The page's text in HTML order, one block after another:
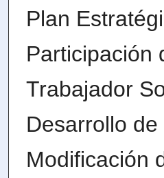
Plan
Participación
Trabajador
Desarrollo
Modificación